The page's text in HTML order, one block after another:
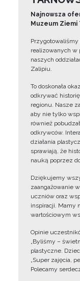
Najnowsza
Muzeum Ziemi
realizowanych w
naszych
Zalipiu.
To doskonała
odkrywać
regionu. Nasze
aby nie tylko
również
odkrywców.
działania
sprawiają, że
nauką poprzez
Dziękujemy
zaangażowanie
uczniów oraz
inspiracji. Mamy
wartościowym
Opinie
„Byliśmy –
plastyczne.
„Super zajęcia,
Polecamy